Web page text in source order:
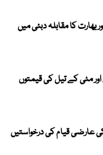
پاکستان اور بھارت کا مقابلہ دبئی میں
اور مٹی کے تیل کی قیمتوں
عارضی قیام کی درخواستیں